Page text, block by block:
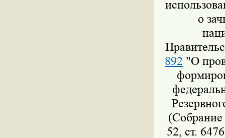
о
892 "О
(Собрание
52, ст.